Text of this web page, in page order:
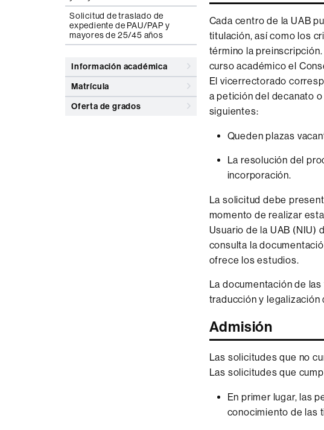
Solicitud de traslado de
expediente de PAU/PAP y
mayores de 25/45 años
Información académica
Matrícula
Oferta de grados
Cada centro de la UAB
titulación, así como los
término la
curso académico el
El vicerrectorado
a petición del decanato
siguientes:
Queden plazas
La resolución del
incorporación.
La solicitud debe
momento de realizar
Usuario de la UAB (NIU)
consulta la
ofrece los estudios.
La documentación de
traducción y legalización
Admisión
Las solicitudes que no
Las solicitudes que
En primer lugar, las
conocimiento de las